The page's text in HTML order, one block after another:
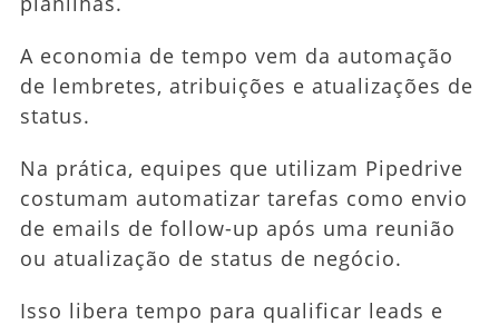
A economia de tempo vem da automação
de lembretes, atribuições e atualizações de
status.
Na prática, equipes que utilizam Pipedrive
costumam automatizar tarefas como envio
de emails de follow-up após uma reunião
ou atualização de status de negócio.
Isso libera tempo para qualificar leads e